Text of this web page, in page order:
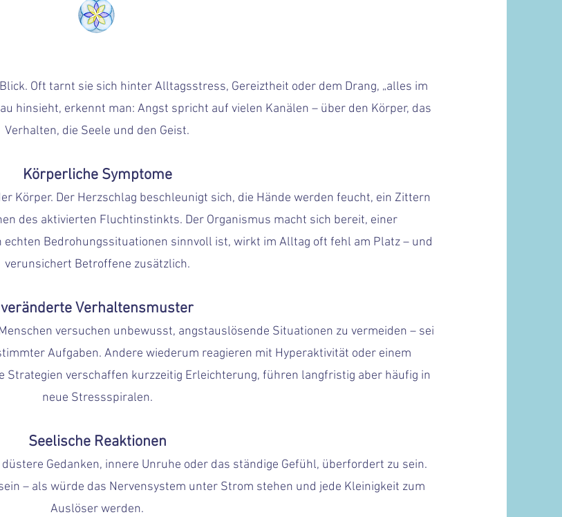
Oft tarnt sie sich hinter Alltagsstress, Gereiztheit oder dem Drang, „alles im
hinsieht, erkennt man: Angst spricht auf vielen Kanälen – über den Körper, das
Verhalten, die Seele und den Geist.
Körperliche Symptome
Körper. Der Herzschlag beschleunigt sich, die Hände werden feucht, ein Zittern
des aktivierten Fluchtinstinkts. Der Organismus macht sich bereit, einer
Bedrohungssituationen sinnvoll ist, wirkt im Alltag oft fehl am Platz – und
verunsichert Betroffene zusätzlich.
veränderteVerhaltensmuster
versuchen unbewusst, angstauslösende Situationen zu vermeiden – sei
Aufgaben. Andere wiederum reagieren mit Hyperaktivität oder einem
Strategien verschaffen kurzzeitig Erleichterung, führen langfristig aber häufig in
neue Stressspiralen.
Seelische Reaktionen
Gedanken, innere Unruhe oder das ständige Gefühl, überfordert zu sein.
– als würde das Nervensystem unter Strom stehen und jede Kleinigkeit zum
Auslöser werden.